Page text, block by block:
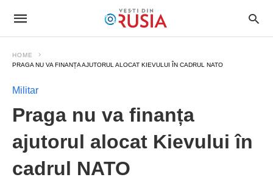
HOME
PRAGA NU VA FINANȚA AJUTORUL ALOCAT KIEVULUI ÎN CADRUL NATO
Militar
Praga nu va finanța
ajutorul alocat Kievului în
cadrul NATO